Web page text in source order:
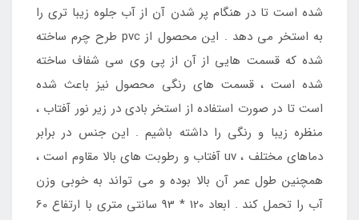
شده است تا در هنگام پر شدن آن از آب جلوه زیبا تری را
به استخر می دهد . این محصول از pvc طرح چرم ساخته
شده که قسمت هایی از آن از پی وی سی شفاف ساخته
شده است ، قسمت های رنگی محصول نیز باعث شده
است تا در صورت استفاده از استخر بادی در زیر نور آفتاب ،
منظره زیبا و رنگی را داشته باشیم . این جنس در برابر
دماهای مختلف ، uv آفتاب و رطوبت های بالا مقاوم است ،
همچنین طول عمر آن بالا بوده و می تواند به خوبی وزن
آب را تحمل کند . ابعاد 120 * 93 سانتی متری با ارتفاع 60